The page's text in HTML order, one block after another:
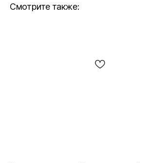
Смотрите также: